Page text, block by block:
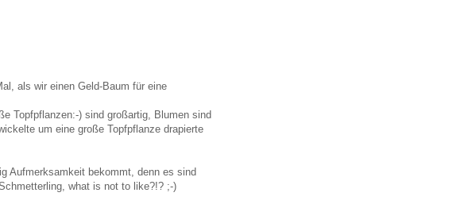
als wir einen Geld-Baum für eine
Topfpflanzen:-) sind großartig, Blumen sind
um eine große Topfpflanze drapierte
Aufmerksamkeit bekommt, denn es sind
what is not to like?!? ;-)